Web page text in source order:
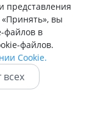
представления
вы
файлов в
файлов.
Cookie.
всех